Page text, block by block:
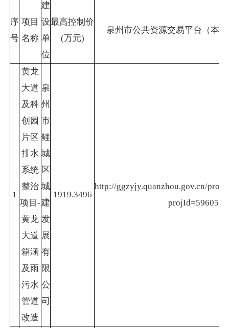
序
号
项目
名称
建
设
单
位
最高控制价
(万元)
泉州市公共资源交易平台（本
1
黄龙
大道
及科
创园
片区
排水
系统
整治
项目-
黄龙
大道
箱涵
及雨
污水
管道
改造
泉
州
市
鲤
城
区
城
建
发
展
有
限
公
司
1919.3496
http://ggzyjy.quanzhou.gov.cn/
projId=59605